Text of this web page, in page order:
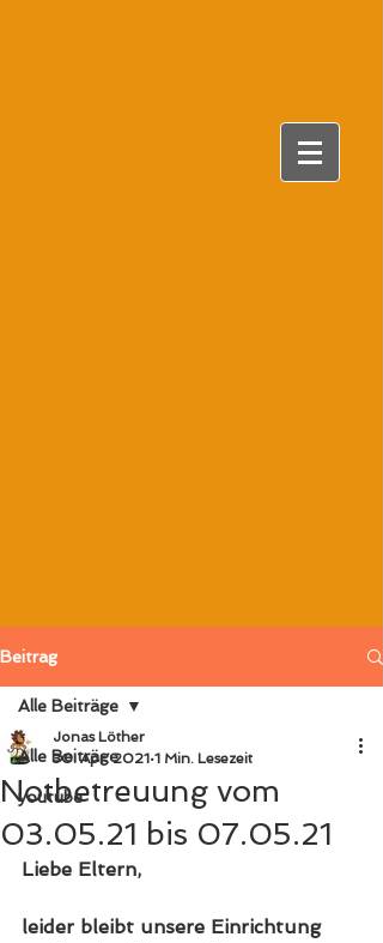
Beitrag
Alle Beiträge
youtube
Alle Beiträge
Notbetreuung vom
03.05.21 bis 07.05.21
Jonas Löther
30. Apr. 2021 1 Min. Lesezeit
Liebe Eltern,
leider bleibt unsere Einrichtung